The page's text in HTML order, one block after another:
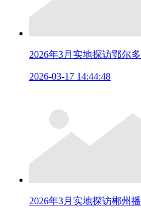
2026年3月实地探访鄂尔
2026-03-17 14:44:48
2026年3月实地探访郴州